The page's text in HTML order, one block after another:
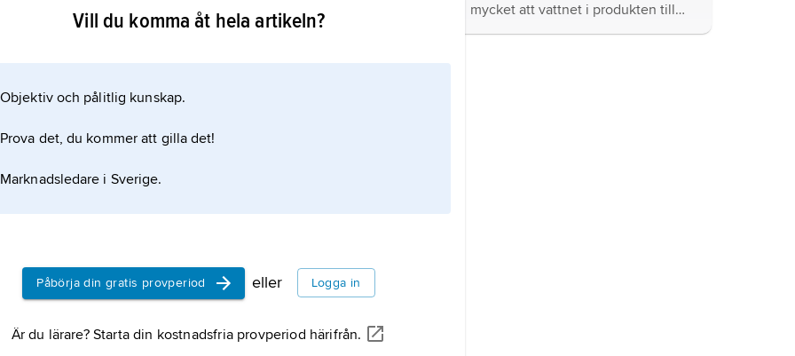
Vill du komma åt hela artikeln?
Objektiv och pålitlig kunskap.
Prova det, du kommer att gilla det!
Marknadsledare i Sverige.
Påbörja din gratis provperiod eller Logga in
Är du lärare? Starta din kostnadsfria provperiod härifrån.
mycket att vattnet i produkten till
större delen omvandlas till is.